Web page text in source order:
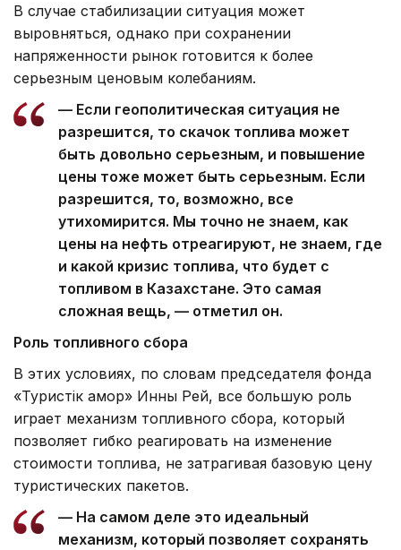
В случае стабилизации ситуация может
выровняться, однако при сохранении
напряженности рынок готовится к более
серьезным ценовым колебаниям.
— Если геополитическая ситуация не
разрешится, то скачок топлива может
быть довольно серьезным, и повышение
цены тоже может быть серьезным. Если
разрешится, то, возможно, все
утихомирится. Мы точно не знаем, как
цены на нефть отреагируют, не знаем, где
и какой кризис топлива, что будет с
топливом в Казахстане. Это самая
сложная вещь, — отметил он.
Роль топливного сбора
В этих условиях, по словам председателя фонда
«Туристік қамқор» Инны Рей, все большую роль
играет механизм топливного сбора, который
позволяет гибко реагировать на изменение
стоимости топлива, не затрагивая базовую цену
туристических пакетов.
— На самом деле это идеальный
механизм, который позволяет сохранять